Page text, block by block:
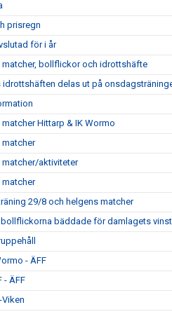
prisregn
för i år
matcher, bollflickor och idrottshäfte
idrottshäften delas ut på
Hittarp & IK Wormo
matcher/aktiviteter
29/8 och helgens matcher
bollflickorna bäddade för damlagets
- ÄFF
- ÄFF
Viken